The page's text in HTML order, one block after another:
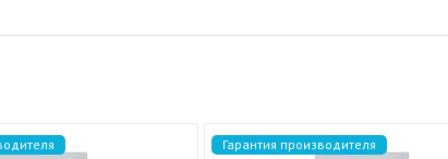
Гарантия производителя